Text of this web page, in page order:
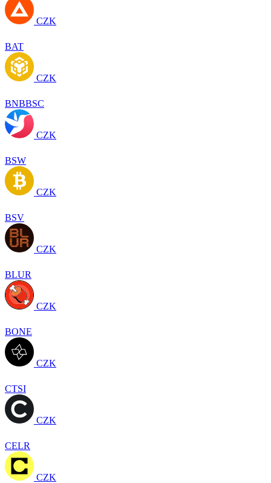
CZK
BAT
CZK
BNBBSC
CZK
BSW
CZK
BSV
CZK
BLUR
CZK
BONE
CZK
CTSI
CZK
CELR
CZK